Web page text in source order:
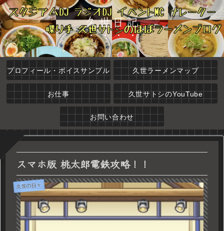
久世日記
プロフィール・ボイスサンプル 久世ラーメンマップ
お仕事 久世サトシのYouTube
お問い合わせ
スマホ版 桃太郎電鉄攻略！！
久世の日々